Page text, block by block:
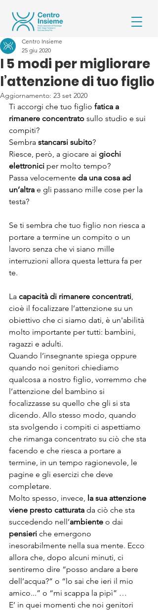
I 5 modi per migliorare
l’attenzione di tuo figlio
Centro Insieme
25 giu 2020
Aggiornamento: 23 set 2020
Ti accorgi che tuo figlio fatica a
rimanere concentrato sullo studio e sui
compiti?
Sembra stancarsi subito?
Riesce, però, a giocare ai giochi
elettronici per molto tempo?
Passa velocemente da una cosa ad
un’altra e gli passano mille cose per la
testa?
Se ti sembra che tuo figlio non riesca a
portare a termine un compito o un
lavoro senza che vi siano mille
interruzioni allora questa lettura fa per
te.
La capacità di rimanere concentrati,
cioè il focalizzare l’attenzione su un
obiettivo che ci siamo dati, è un'abilità
molto importante per tutti: bambini,
ragazzi e adulti.
Quando l’insegnante spiega oppure
quando noi genitori chiediamo
qualcosa a nostro figlio, vorremmo che
l’attenzione del bambino si
focalizzasse su quello che gli si sta
dicendo. Allo stesso modo, quando
sta svolgendo i compiti ci aspettiamo
che rimanga concentrato su ciò che sta
facendo e che riesca a portare a
termine, in un tempo ragionevole, le
pagine e gli esercizi che deve
completare.
Molto spesso, invece, la sua attenzione
viene presto catturata da ciò che sta
succedendo nell’ambiente o dai
pensieri che emergono
inesorabilmente nella sua mente. Ecco
allora che, dopo alcuni minuti, ci
sentiremo dire “posso andare a bere
dell’acqua?” o “lo sai che ieri il mio
amico...” o “mi scappa la pipì” …
E’ in quei momenti che noi genitori